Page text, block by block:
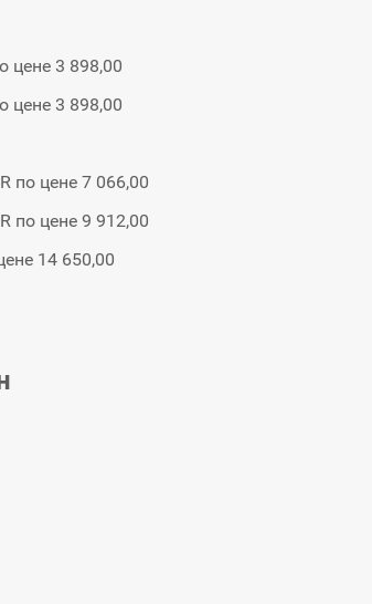
цене 3 898,00
цене 3 898,00
по цене 7 066,00
по цене 9 912,00
14 650,00